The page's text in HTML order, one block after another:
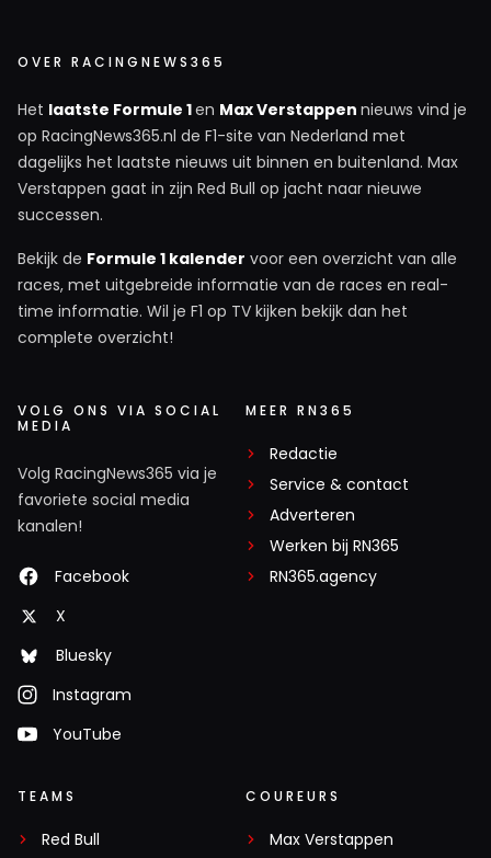
OVER RACINGNEWS365
Het laatste Formule 1en Max Verstappen nieuws vind je
op RacingNews365.nl de F1-site van Nederland met
dagelijks het laatste nieuws uit binnen en buitenland. Max
Verstappen gaat in zijn Red Bull op jacht naar nieuwe
successen.
Bekijk de Formule 1 kalender voor een overzicht van alle
races, met uitgebreide informatie van de races en real-
time informatie. Wil je F1 op TV kijken bekijk dan het
complete overzicht!
VOLG ONS VIA SOCIAL
MEDIA
Volg RacingNews365 via je
favoriete social media
kanalen!
Facebook
X
Bluesky
Instagram
YouTube
MEER RN365
Redactie
Service & contact
Adverteren
Werken bij RN365
RN365.agency
TEAMS
Red Bull
COUREURS
Max Verstappen